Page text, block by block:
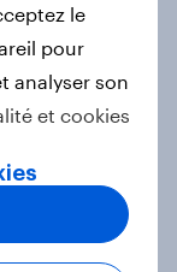
et
en
envie et
?
le
pour
analyser son
et cookies